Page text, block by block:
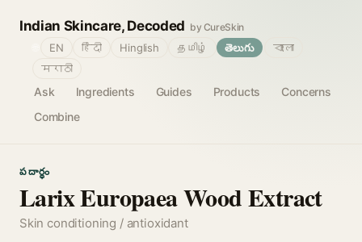
Indian Skincare, Decoded by CureSkin
Ask Ingredients Guides Products
Concerns
Combine
EN हिंदी Hinglish தமிழ் తెలుగు
বাংলা
मराठी
పదార్థం
Larix Europaea Wood Extract
Skin conditioning / antioxidant